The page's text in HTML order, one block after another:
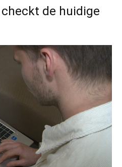
de huidige